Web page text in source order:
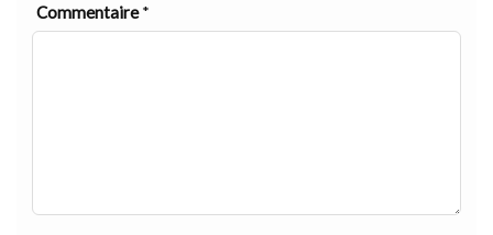
Commentaire*